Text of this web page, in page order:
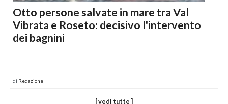
Otto persone salvate in mare tra Val
Vibrata e Roseto: decisivo l'intervento
dei bagnini
di Redazione
[ vedi tutte ]